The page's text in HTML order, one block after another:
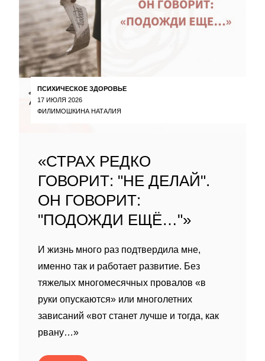
ПСИХИЧЕСКОЕ ЗДОРОВЬЕ
17 ИЮЛЯ 2026
ФИЛИМОШКИНА НАТАЛИЯ
«СТРАХ РЕДКО
ГОВОРИТ: "НЕ ДЕЛАЙ".
ОН ГОВОРИТ:
"ПОДОЖДИ ЕЩЁ…"»
И жизнь много раз подтвердила мне,
именно так и работает развитие. Без
тяжелых многомесячных провалов «в
руки опускаются» или многолетних
зависаний «вот станет лучше и тогда, как
рвану…»